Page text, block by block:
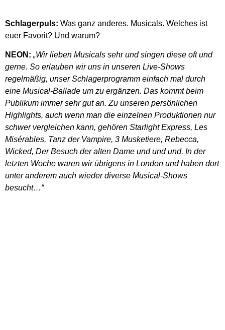
Schlagerpuls: Was ganz anderes. Musicals. Welches ist
euer Favorit? Und warum?
NEON: „Wir lieben Musicals sehr und singen diese oft und
gerne. So erlauben wir uns in unseren Live-Shows
regelmäßig, unser Schlagerprogramm einfach mal durch
eine Musical-Ballade um zu ergänzen. Das kommt beim
Publikum immer sehr gut an. Zu unseren persönlichen
Highlights, auch wenn man die einzelnen Produktionen nur
schwer vergleichen kann, gehören Starlight Express, Les
Misérables, Tanz der Vampire, 3 Musketiere, Rebecca,
Wicked, Der Besuch der alten Dame und und und. In der
letzten Woche waren wir übrigens in London und haben dort
unter anderem auch wieder diverse Musical-Shows
besucht…“